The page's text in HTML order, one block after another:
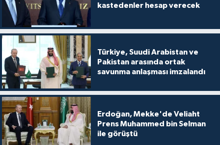
kastedenler hesap verecek
Türkiye, Suudi Arabistan ve
Pakistan arasında ortak
savunma anlaşması imzalandı
Erdoğan, Mekke'de Veliaht
Prens Muhammed bin Selman
ile görüştü